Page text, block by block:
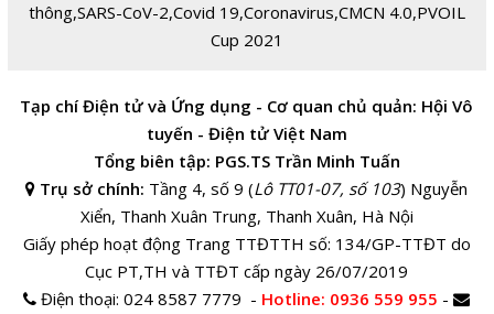
thông,SARS-CoV-2,Covid 19,Coronavirus,CMCN 4.0,PVOIL
Cup 2021
Tạp chí Điện tử và Ứng dụng - Cơ quan chủ quản: Hội Vô
tuyến - Điện tử Việt Nam
Tổng biên tập: PGS.TS Trần Minh Tuấn
Trụ sở chính: Tầng 4, số 9 (Lô TT01-07, số 103) Nguyễn
Xiển, Thanh Xuân Trung, Thanh Xuân, Hà Nội
Giấy phép hoạt động Trang TTĐTTH số: 134/GP-TTĐT do
Cục PT,TH và TTĐT cấp ngày 26/07/2019
Điện thoại:024 8587 7779 - Hotline: 0936 559 955 -